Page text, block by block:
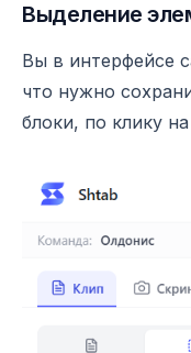
Выделение
Вы в интерфейсе
что нужно
блоки, по клику